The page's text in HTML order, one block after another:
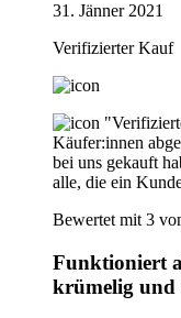
31. Jänner 2021
Verifizierter Kauf
Käufer:innen
bei uns gekauft
alle, die ein
Bewertet mit 3
Funktioniert
krümelig und